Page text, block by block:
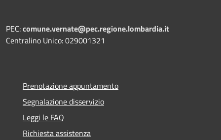
PEC:comune.vernate@pec.regione.lombardia.it
Centralino Unico: 029001321
Prenotazione appuntamento
Segnalazione disservizio
Leggi le FAQ
Richiesta assistenza